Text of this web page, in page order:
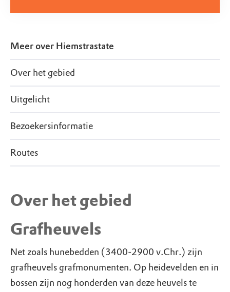
Meer over Hiemstrastate
Over het gebied
Uitgelicht
Bezoekersinformatie
Routes
Over het gebied
Grafheuvels
Net zoals hunebedden (3400-2900 v.Chr.) zijn
grafheuvels grafmonumenten. Op heidevelden en in
bossen zijn nog honderden van deze heuvels te